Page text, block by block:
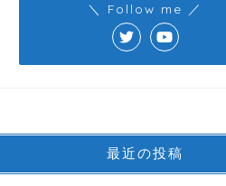
＼ Follow me ／
最近の投稿